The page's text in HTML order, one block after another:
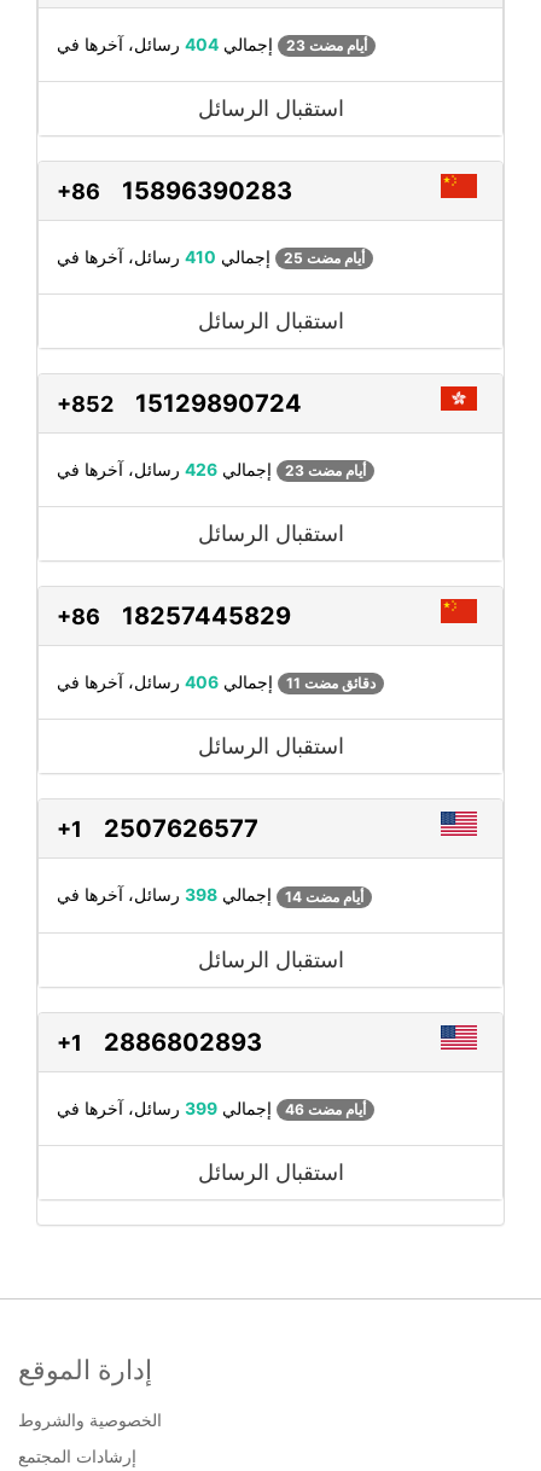
إجمالي 404 23 أيام مضت
استقبال الرسائل
+86 15896390283
إجمالي 410 25 أيام مضت
استقبال الرسائل
+852 15129890724
إجمالي 426 23 أيام مضت
استقبال الرسائل
+86 18257445829
إجمالي 406 11 دقائق مضت
استقبال الرسائل
+1 2507626577
إجمالي 398 14 أيام مضت
استقبال الرسائل
+1 2886802893
إجمالي 399 46 أيام مضت
استقبال الرسائل
إدارة الموقع
الخصوصية والشروط
إرشادات المجتمع